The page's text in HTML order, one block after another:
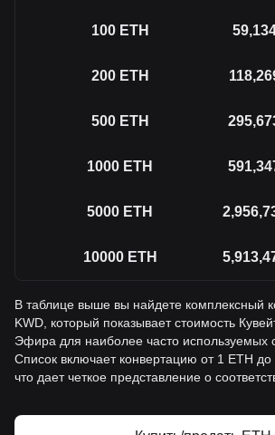
100 ETH
200 ETH
500 ETH
1000 ETH
5000 ETH
10000 ETH
В таблице выше вы найдете комплексный
KWD, который показывает стоимость
Эфира для наиболее часто используемых
Список включает конвертацию от 1 ETH до
что дает четкое представление о